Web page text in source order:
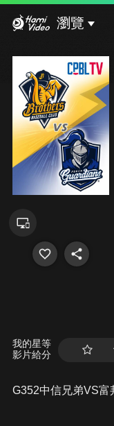
瀏覽
我的星等
影片給分
G352中信兄弟VS富